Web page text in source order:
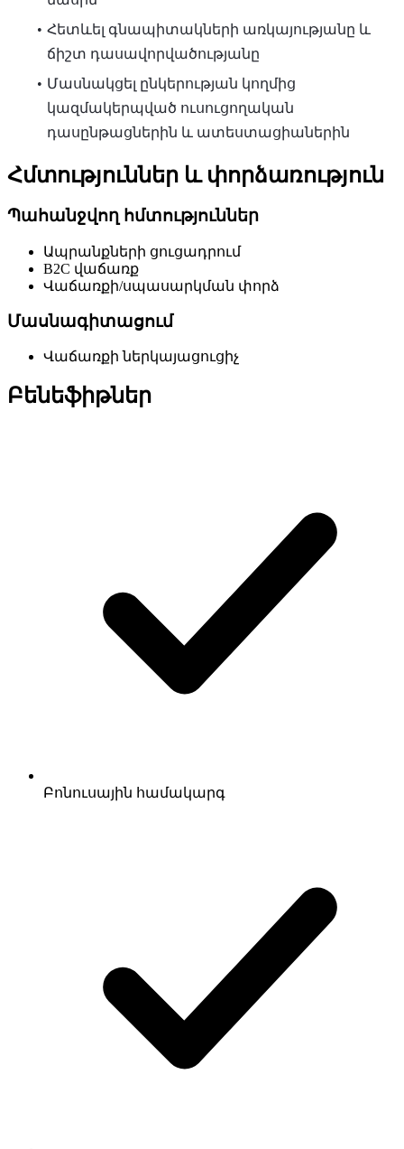
Հետևել գնապիտակների առկայությանը և
ճիշտ դասավորվածությանը
Մասնակցել ընկերության կողմից
կազմակերպված ուսուցողական
դասընթացներին և ատեստացիաներին
Հմտություններ և փորձառություն
Պահանջվող հմտություններ
Ապրանքների ցուցադրում
B2C վաճառք
Վաճառքի/սպասարկման փորձ
Մասնագիտացում
Վաճառքի ներկայացուցիչ
Բենեֆիթներ
Բոնուսային համակարգ